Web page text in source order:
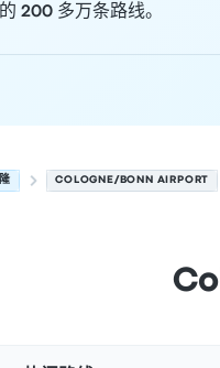
200 多万条路线。
COLOGNE/BONN AIRPORT